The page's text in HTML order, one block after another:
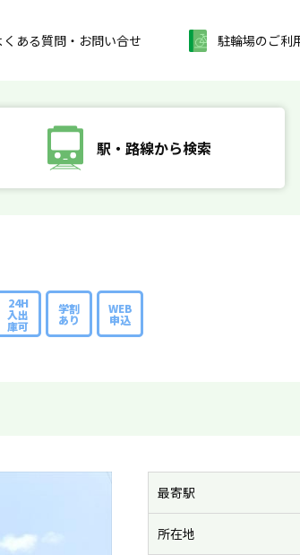
くある質問・お問い合せ 駐輪場のご利
駅・路線から検索
24H
入出
庫可
学割
あり
WEB
申込
最寄駅
所在地